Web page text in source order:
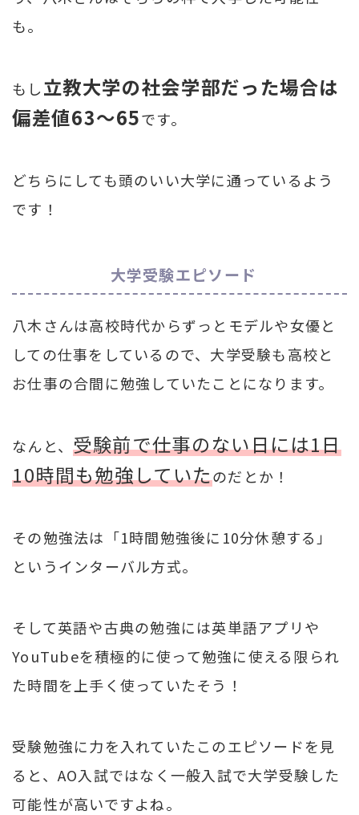
も。
もし立教大学の社会学部だった場合は
偏差値63～65です。
どちらにしても頭のいい大学に通っているよう
です！
大学受験エピソード
八木さんは高校時代からずっとモデルや女優と
しての仕事をしているので、大学受験も高校と
お仕事の合間に勉強していたことになります。
なんと、受験前で仕事のない日には1日
10時間も勉強していたのだとか！
その勉強法は「1時間勉強後に10分休憩する」
というインターバル方式。
そして英語や古典の勉強には英単語アプリや
YouTubeを積極的に使って勉強に使える限られ
た時間を上手く使っていたそう！
受験勉強に力を入れていたこのエピソードを見
ると、AO入試ではなく一般入試で大学受験した
可能性が高いですよね。